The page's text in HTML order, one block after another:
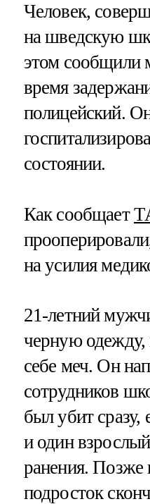
Человек,
на шведскую
этом
время
полицейский.
состоянии.
Как сообщает
на усилия
21-летний
черную одежду,
себе меч. Он
сотрудников
был убит сразу,
и один
ранения. Позже
подросток